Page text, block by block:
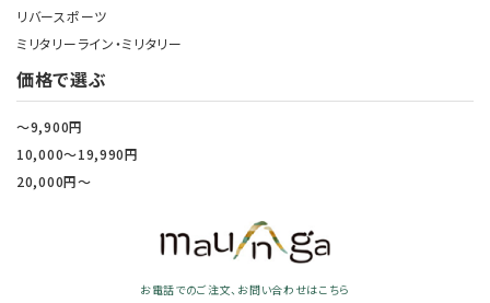
リバースポーツ
ミリタリーライン・ミリタリー
価格で選ぶ
～9,900円
10,000～19,990円
20,000円～
お電話でのご注文、お問い合わせはこちら